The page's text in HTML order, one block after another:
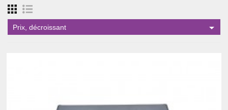
Prix, décroissant 